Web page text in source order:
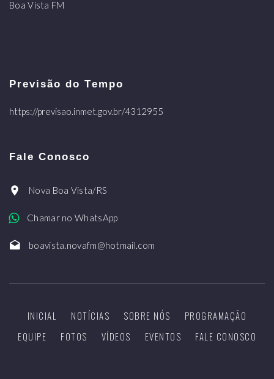
Boa Vista FM
Previsão do Tempo
https://previsao.inmet.gov.br/4312955
Fale Conosco
Nova Boa Vista/RS
Chamar no WhatsApp
boavista.novafm@hotmail.com
INICIAL NOTÍCIAS SOBRE NÓS
PROGRAMAÇÃO
EQUIPE
FOTOS VÍDEOS EVENTOS FALE CONOSCO